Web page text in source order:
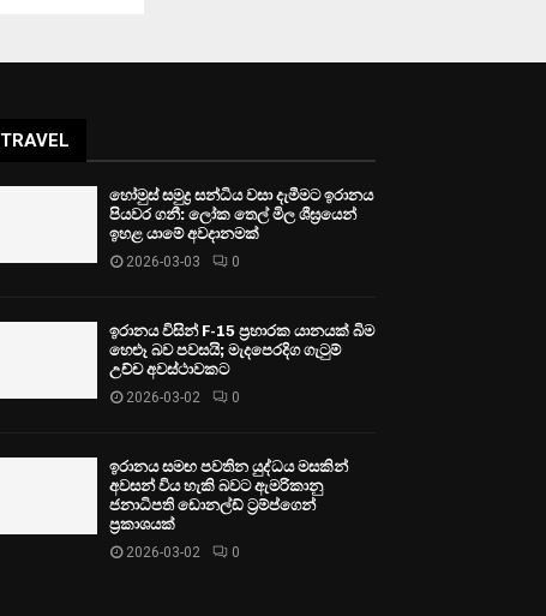
TRAVEL
හෝමුස් සමුද්‍ර සන්ධිය වසා දැමීමට ඉරානය
පියවර ගනී: ලෝක තෙල් මිල ශීඝ්‍රයෙන්
ඉහළ යාමේ අවදානමක්
2026-03-03 0
ඉරානය විසින් F-15 ප්‍රහාරක යානයක් බිම
හෙළූ බව පවසයි; මැදපෙරදිග ගැටුම්
උච්ච අවස්ථාවකට
2026-03-02 0
ඉරානය සමඟ පවතින යුද්ධය මසකින්
අවසන් විය හැකි බවට ඇමරිකානු
ජනාධිපති ඩොනල්ඩ් ට්‍රම්ප්ගෙන්
ප්‍රකාශයක්
2026-03-02 0